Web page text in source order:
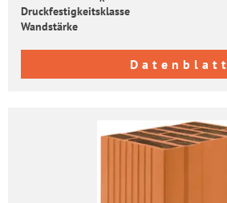
Druck­fes­tig­keits­klas­se
Wand­stär­ke
Datenblatt